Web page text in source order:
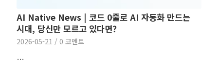
AI Native News | 코드 0줄로 AI 자동화 만드는
시대, 당신만 모르고 있다면?
2026-05-21 / 0 코멘트
…